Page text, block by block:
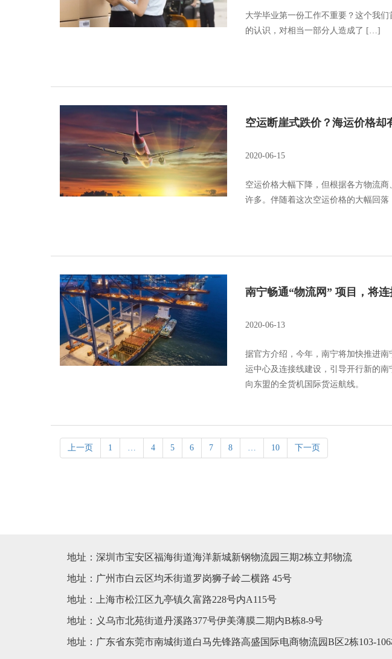
大学毕业第一份工作不重要？这个我
的认识，对相当一部分人造成了 […]
空运断崖式跌价？海运价格却
2020-06-15
空运价格大幅下降，但根据各方物流
许多。伴随着这次空运价格的大幅回落
南宁畅通“物流网” 项目，将
2020-06-13
据官方介绍，今年，南宁将加快推进
运中心及连接线建设，引导开行新的
向东盟的全货机国际货运航线。
上一页 1 … 4 5 6 7 8 … 10 下一页
地址：深圳市宝安区福海街道海洋新城新钢物流园三期2栋立邦物流
地址：广州市白云区均禾街道罗岗狮子岭二横路 45号
地址：上海市松江区九亭镇久富路228号内A115号
地址：义乌市北苑街道丹溪路377号伊美薄膜二期内B栋8-9号
地址：广东省东莞市南城街道白马先锋路高盛国际电商物流园B区2栋103-